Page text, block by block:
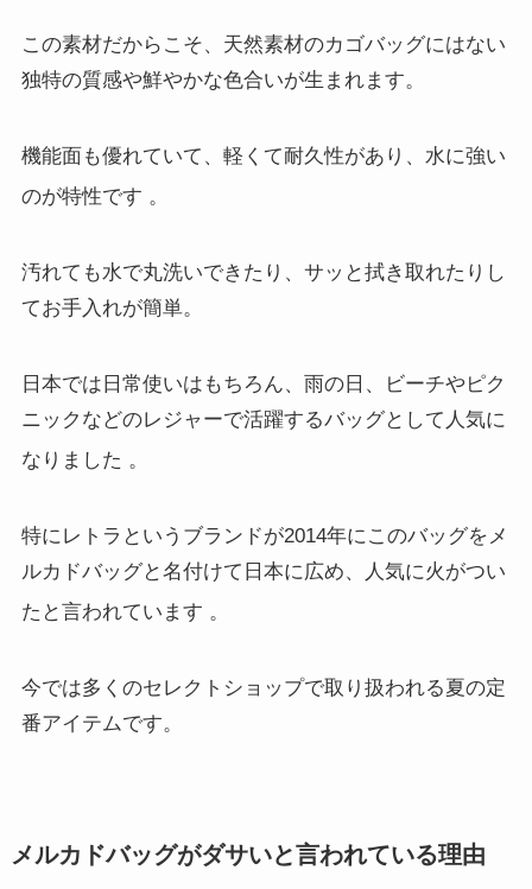
この素材だからこそ、天然素材のカゴバッグにはない
独特の質感や鮮やかな色合いが生まれます。
機能面も優れていて、軽くて耐久性があり、水に強い
のが特性です 。
汚れても水で丸洗いできたり、サッと拭き取れたりし
てお手入れが簡単。
日本では日常使いはもちろん、雨の日、ビーチやピク
ニックなどのレジャーで活躍するバッグとして人気に
なりました 。
特にレトラというブランドが2014年にこのバッグをメ
ルカドバッグと名付けて日本に広め、人気に火がつい
たと言われています 。
今では多くのセレクトショップで取り扱われる夏の定
番アイテムです。
メルカドバッグがダサいと言われている理由